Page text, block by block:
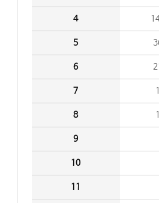
4
5
6
7
8
9
10
11